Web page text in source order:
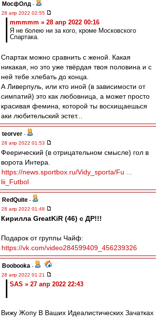
МосфОлд -
28 апр 2022 02:55
mmmmm » 28 апр 2022 00:16
Я не болею ни за кого, кроме Московского
Спартака.
Спартак можно сравнить с женой. Какая
никакая, но это уже твёрдая твоя половина и с
ней тебе хлебать до конца.
А Ливерпуль, или кто иной (в зависимости от
симпатий) это как любовница, а может просто
красивая фемина, которой ты восхищаешься
аки любительский эстет...
teorver -
28 апр 2022 01:53
Феерический (в отрицательном смысле) гол в
ворота Интера.
https://news.sportbox.ru/Vidy_sporta/Fu ...
lii_Futbol
RedQuite -
28 апр 2022 01:48
Кирилла GreatKiR (46) с ДР!!!
Подарок от группы Чайф:
https://vk.com/video284599409_456239326
Boobooka -
28 апр 2022 01:21
SAS » 27 апр 2022 22:43
Вижу Жопу В Ваших Идеалистических Зачатках